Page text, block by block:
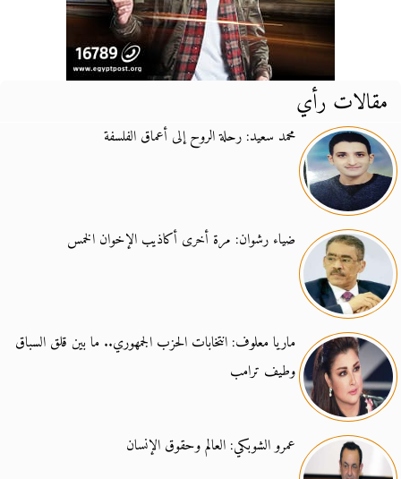
مقالات رأي
محمد سعيد: رحلة الروح إلى أعماق الفلسفة
ضياء رشوان: مرة أخرى أكاذيب الإخوان الخمس
ماريا معلوف: انتخابات الحزب الجمهوري.. ما بين قلق السباق
وطيف ترامب
عمرو الشوبكي: العالم وحقوق الإنسان